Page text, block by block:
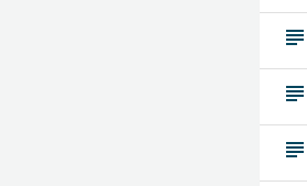
subject
subject
subject